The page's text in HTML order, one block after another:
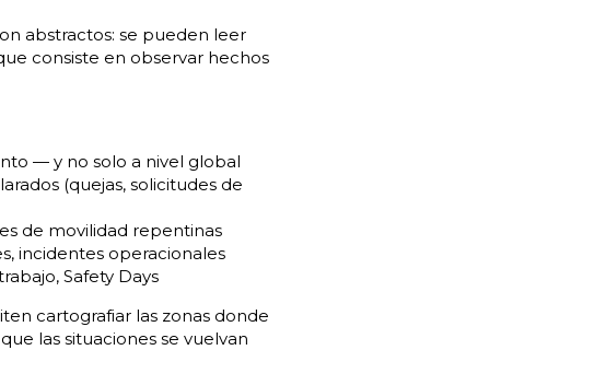
abstractos: se pueden leer
consiste en observar hechos
— y no solo a nivel global
(quejas, solicitudes de
de movilidad repentinas
incidentes operacionales
Safety Days
cartografiar las zonas donde
las situaciones se vuelvan